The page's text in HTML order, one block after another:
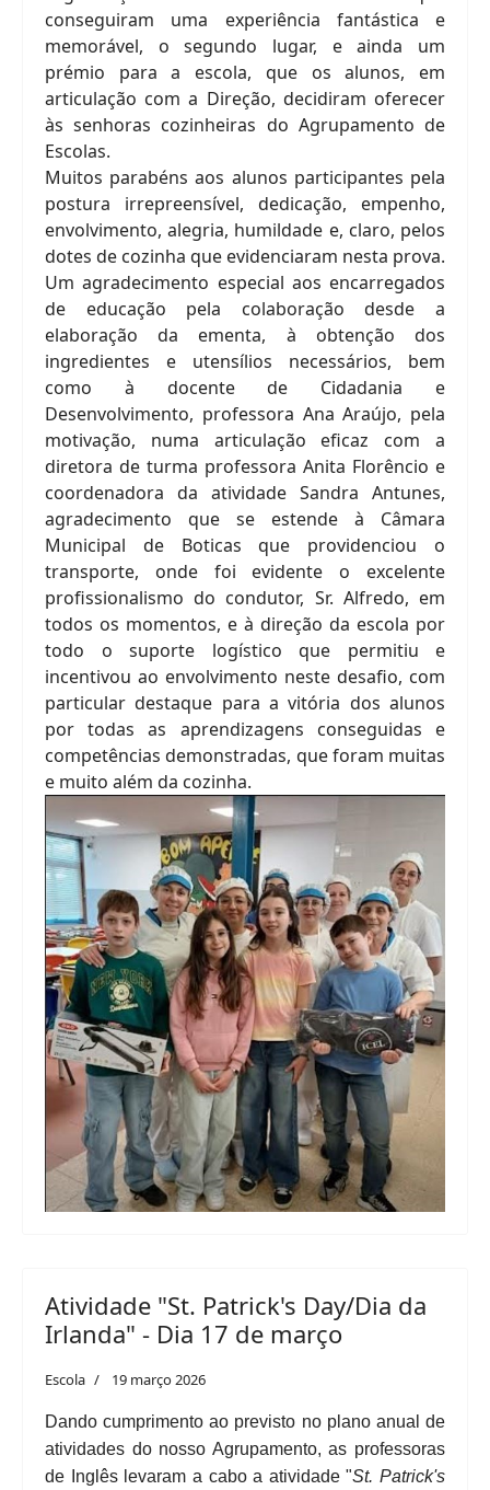
conseguiram uma experiência fantástica e
memorável, o segundo lugar, e ainda um
prémio para a escola, que os alunos, em
articulação com a Direção, decidiram oferecer
às senhoras cozinheiras do Agrupamento de
Escolas.
Muitos parabéns aos alunos participantes pela
postura irrepreensível, dedicação, empenho,
envolvimento, alegria, humildade e, claro, pelos
dotes de cozinha que evidenciaram nesta prova.
Um agradecimento especial aos encarregados
de educação pela colaboração desde a
elaboração da ementa, à obtenção dos
ingredientes e utensílios necessários, bem
como à docente de Cidadania e
Desenvolvimento, professora Ana Araújo, pela
motivação, numa articulação eficaz com a
diretora de turma professora Anita Florêncio e
coordenadora da atividade Sandra Antunes,
agradecimento que se estende à Câmara
Municipal de Boticas que providenciou o
transporte, onde foi evidente o excelente
profissionalismo do condutor, Sr. Alfredo, em
todos os momentos, e à direção da escola por
todo o suporte logístico que permitiu e
incentivou ao envolvimento neste desafio, com
particular destaque para a vitória dos alunos
por todas as aprendizagens conseguidas e
competências demonstradas, que foram muitas
e muito além da cozinha.
Atividade "St. Patrick's Day/Dia da
Irlanda" - Dia 17 de março
Escola 19 março 2026
Dando cumprimento ao previsto no plano anual de
atividades do nosso Agrupamento, as professoras
de Inglês levaram a cabo a atividade "St. Patrick's